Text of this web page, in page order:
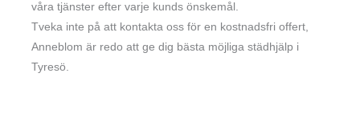
våra tjänster efter varje kunds önskemål.
Tveka inte på att kontakta oss för en kostnadsfri offert,
Anneblom är redo att ge dig bästa möjliga städhjälp i
Tyresö.